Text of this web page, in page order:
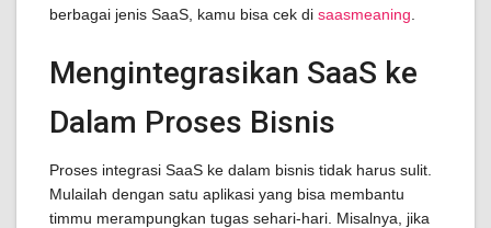
berbagai jenis SaaS, kamu bisa cek di saasmeaning
Mengintegrasikan SaaS ke
Dalam Proses Bisnis
Proses integrasi SaaS ke dalam bisnis tidak harus sulit.
Mulailah dengan satu aplikasi yang bisa membantu
timmu merampungkan tugas sehari-hari. Misalnya, jika